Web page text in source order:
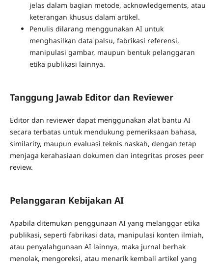
jelas dalam bagian metode, acknowledgements, atau
keterangan khusus dalam artikel.
Penulis dilarang menggunakan AI untuk
menghasilkan data palsu, fabrikasi referensi,
manipulasi gambar, maupun bentuk pelanggaran
etika publikasi lainnya.
Tanggung Jawab Editor dan Reviewer
Editor dan reviewer dapat menggunakan alat bantu AI
secara terbatas untuk mendukung pemeriksaan bahasa,
similarity, maupun evaluasi teknis naskah, dengan tetap
menjaga kerahasiaan dokumen dan integritas proses peer
review.
Pelanggaran Kebijakan AI
Apabila ditemukan penggunaan AI yang melanggar etika
publikasi, seperti fabrikasi data, manipulasi konten ilmiah,
atau penyalahgunaan AI lainnya, maka jurnal berhak
menolak, mengoreksi, atau menarik kembali artikel yang